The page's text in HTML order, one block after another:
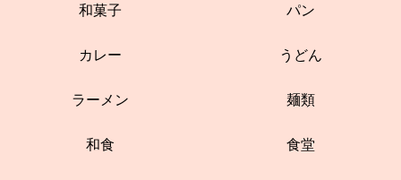
和菓子 パン
カレー うどん
ラーメン 麺類
和食 食堂